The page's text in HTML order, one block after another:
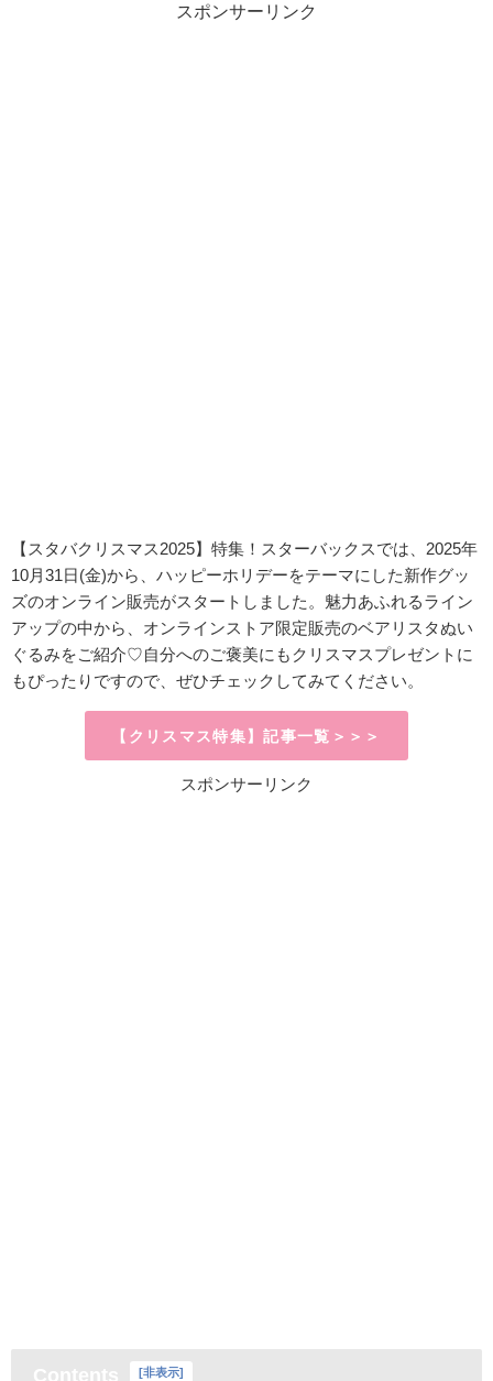
スポンサーリンク
【スタバクリスマス2025】特集！スターバックスでは、2025年
10月31日(金)から、ハッピーホリデーをテーマにした新作グッ
ズのオンライン販売がスタートしました。魅力あふれるライン
アップの中から、オンラインストア限定販売のベアリスタぬい
ぐるみをご紹介♡自分へのご褒美にもクリスマスプレゼントに
もぴったりですので、ぜひチェックしてみてください。
【クリスマス特集】記事一覧＞＞＞
スポンサーリンク
非表示